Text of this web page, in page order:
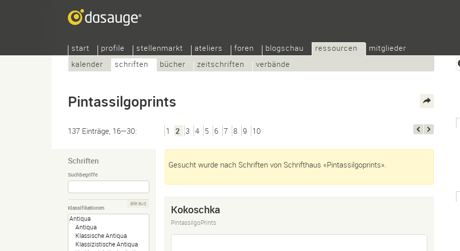
start profile stellenmarkt ateliers foren blogschau
ressourcen
kalender
schriften bücher zeitschriften verbände
mitglieder
Pintassilgoprints
137 Einträge, 16—30: 1 2 3 4 5 6 7 8 9 10
Schriften
Suchbegriffe
Klassifikationen
alle aus
Gesucht wurde nach Schriften von Schrifthaus «Pintassilgoprints».
Kokoschka
PintassilgoPrints